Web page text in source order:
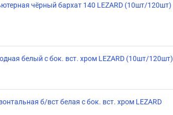
чёрный бархат 140 LEZARD (10шт/120шт)
белый с бок. вст. хром LEZARD (10шт/120шт)
б/вст белая с бок. вст. хром LEZARD